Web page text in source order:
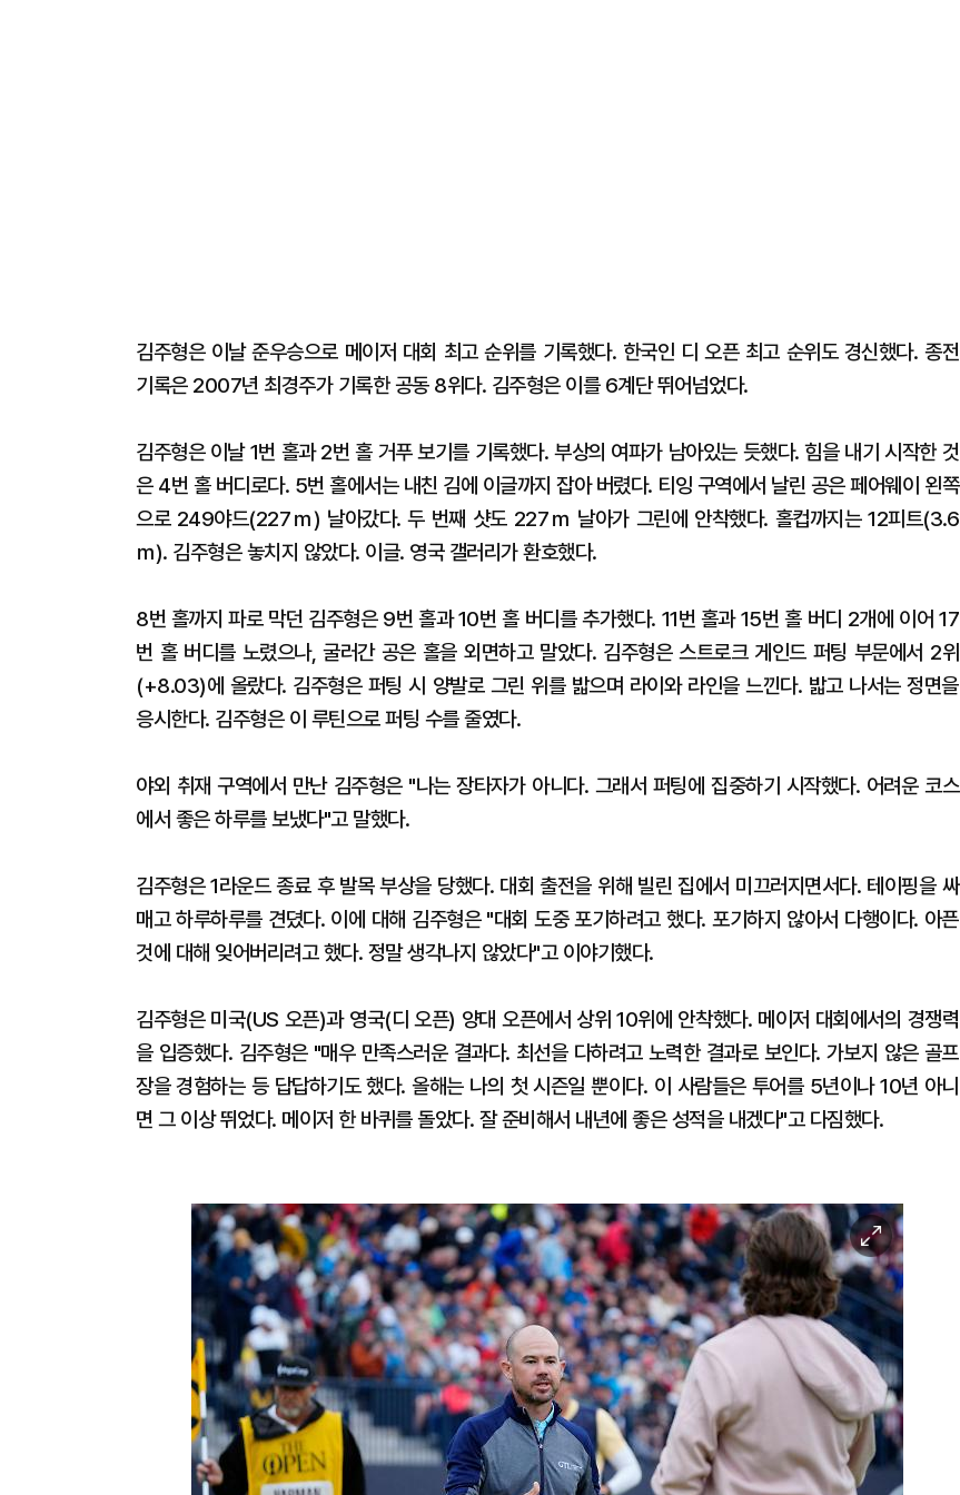
김주형은 이날 준우승으로 메이저 대회 최고 순위를 기록했다. 한국인 디 오픈 최고 순위도 경신했다. 종전
기록은 2007년 최경주가 기록한 공동 8위다. 김주형은 이를 6계단 뛰어넘었다.
김주형은 이날 1번 홀과 2번 홀 거푸 보기를 기록했다. 부상의 여파가 남아있는 듯했다. 힘을 내기 시작한 것
은 4번 홀 버디로다. 5번 홀에서는 내친 김에 이글까지 잡아 버렸다. 티잉 구역에서 날린 공은 페어웨이 왼쪽
으로 249야드(227ｍ) 날아갔다. 두 번째 샷도 227ｍ 날아가 그린에 안착했다. 홀컵까지는 12피트(3.6
ｍ). 김주형은 놓치지 않았다. 이글. 영국 갤러리가 환호했다.
8번 홀까지 파로 막던 김주형은 9번 홀과 10번 홀 버디를 추가했다. 11번 홀과 15번 홀 버디 2개에 이어 17
번 홀 버디를 노렸으나, 굴러간 공은 홀을 외면하고 말았다. 김주형은 스트로크 게인드 퍼팅 부문에서 2위
(+8.03)에 올랐다. 김주형은 퍼팅 시 양발로 그린 위를 밟으며 라이와 라인을 느낀다. 밟고 나서는 정면을
응시한다. 김주형은 이 루틴으로 퍼팅 수를 줄였다.
야외 취재 구역에서 만난 김주형은 "나는 장타자가 아니다. 그래서 퍼팅에 집중하기 시작했다. 어려운 코스
에서 좋은 하루를 보냈다"고 말했다.
김주형은 1라운드 종료 후 발목 부상을 당했다. 대회 출전을 위해 빌린 집에서 미끄러지면서다. 테이핑을 싸
매고 하루하루를 견뎠다. 이에 대해 김주형은 "대회 도중 포기하려고 했다. 포기하지 않아서 다행이다. 아픈
것에 대해 잊어버리려고 했다. 정말 생각나지 않았다"고 이야기했다.
김주형은 미국(US 오픈)과 영국(디 오픈) 양대 오픈에서 상위 10위에 안착했다. 메이저 대회에서의 경쟁력
을 입증했다. 김주형은 "매우 만족스러운 결과다. 최선을 다하려고 노력한 결과로 보인다. 가보지 않은 골프
장을 경험하는 등 답답하기도 했다. 올해는 나의 첫 시즌일 뿐이다. 이 사람들은 투어를 5년이나 10년 아니
면 그 이상 뛰었다. 메이저 한 바퀴를 돌았다. 잘 준비해서 내년에 좋은 성적을 내겠다"고 다짐했다.
이
미
지
확
대